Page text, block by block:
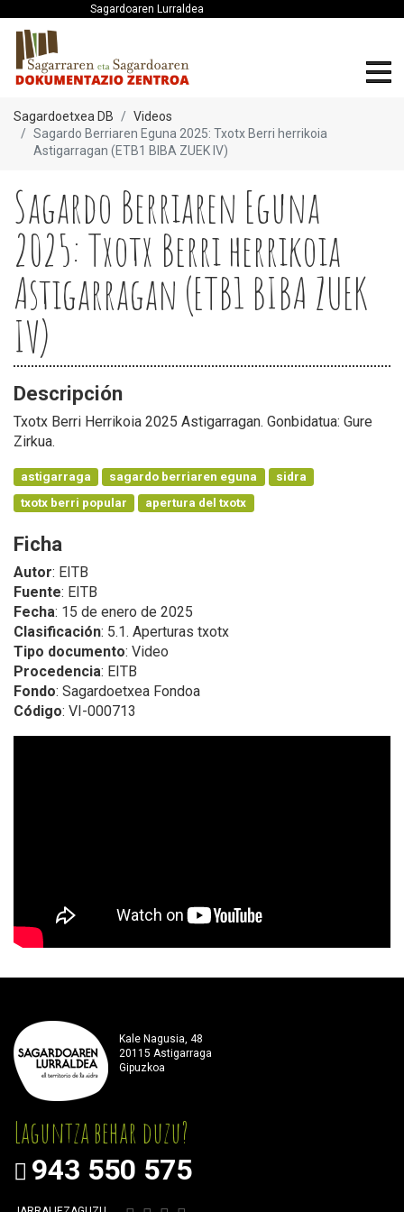
Sagardoaren Lurraldea
Sagardoetxea DB
Videos
Sagardo Berriaren Eguna 2025: Txotx Berri herrikoia
Astigarragan (ETB1 BIBA ZUEK IV)
Sagardo Berriaren Eguna
2025: Txotx Berri herrikoia
Astigarragan (ETB1 BIBA ZUEK
IV)
Descripción
Txotx Berri Herrikoia 2025 Astigarragan. Gonbidatua: Gure
Zirkua.
astigarraga sagardo berriaren eguna
sidra
txotx berri popular
apertura del txotx
Ficha
Autor: EITB
Fuente: EITB
Fecha: 15 de enero de 2025
Clasificación: 5.1. Aperturas txotx
Tipo documento: Video
Procedencia: EITB
Fondo: Sagardoetxea Fondoa
Código: VI-000713
Kale Nagusia, 48
20115 Astigarraga
Gipuzkoa
Laguntza behar duzu?
943 550 575